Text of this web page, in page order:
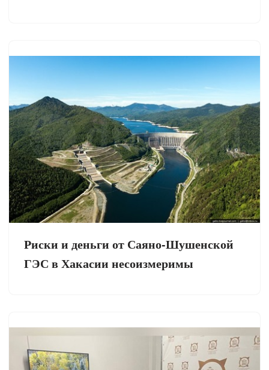
Риски и деньги от Саяно-Шушенской
ГЭС в Хакасии несоизмеримы